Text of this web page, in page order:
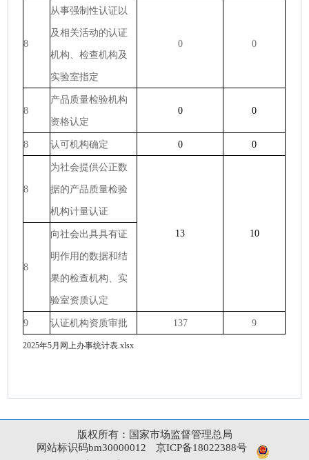
8
从事强制性认证以
及相关活动的认证
机构、检查机构及
实验室指定
0 0
8
产品质量检验机构
资格认定
0 0
8 认可机构确定 0 0
8
为社会提供公正数
据的产品质量检验
机构计量认证
13
10
8
向社会出具具有证
明作用的数据和结
果的检查机构、实
验室资质认定
9 认证机构资质审批 137 9
2025年5月网上办事统计表.xlsx
版权所有：国家市场监督管理总局
网站标识码bm30000012
京ICP备18022388号